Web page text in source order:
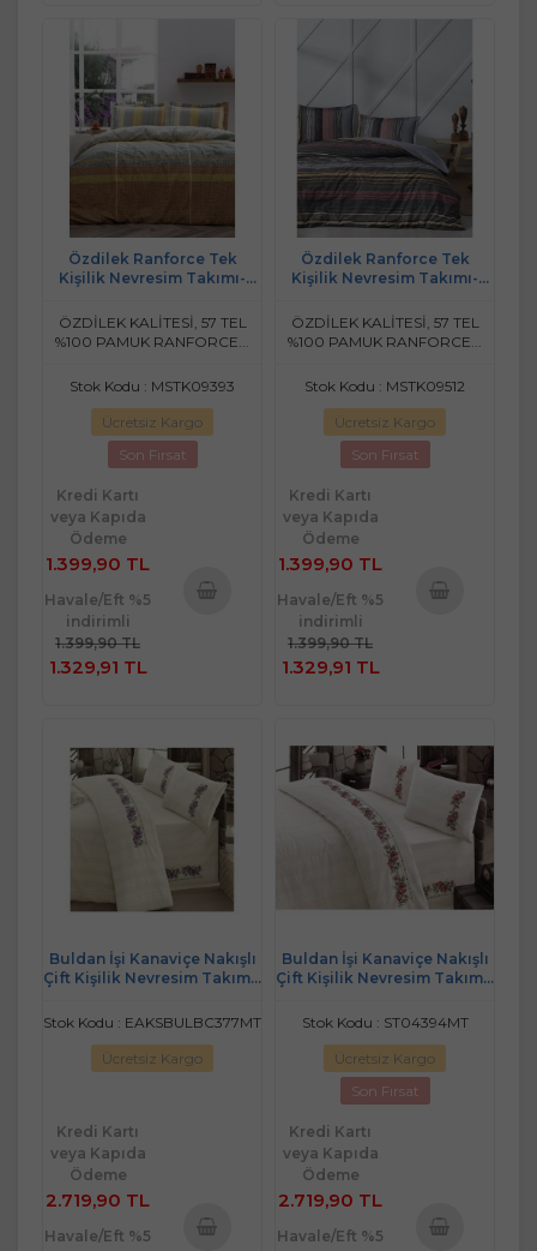
Özdilek Ranforce Tek
Kişilik Nevresim Takımı-
ÖZDİLEK KALİTESİ, 57 TEL
%100 PAMUK RANFORCE...
Stok Kodu : MSTK09393
Ücretsiz Kargo
Son Fırsat
Kredi Kartı
veya Kapıda
Ödeme
1.399,90 TL
Havale/Eft %5
indirimli
1.399,90 TL
1.329,91 TL
Özdilek Ranforce Tek
Kişilik Nevresim Takımı-
ÖZDİLEK KALİTESİ, 57 TEL
%100 PAMUK RANFORCE...
Stok Kodu : MSTK09512
Ücretsiz Kargo
Son Fırsat
Kredi Kartı
veya Kapıda
Ödeme
1.399,90 TL
Havale/Eft %5
indirimli
1.399,90 TL
1.329,91 TL
Buldan İşi Kanaviçe Nakışlı
Çift Kişilik Nevresim Takımı-
Stok Kodu : EAKSBULBC377MT
Ücretsiz Kargo
Kredi Kartı
veya Kapıda
Ödeme
2.719,90 TL
Havale/Eft %5
Buldan İşi Kanaviçe Nakışlı
Çift Kişilik Nevresim Takımı-
Stok Kodu : ST04394MT
Ücretsiz Kargo
Son Fırsat
Kredi Kartı
veya Kapıda
Ödeme
2.719,90 TL
Havale/Eft %5